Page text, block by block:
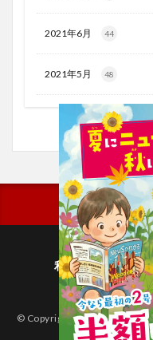
2021年6月 44
2021年5月 48
利用規約
プライ
個人情報
© Copyright 2026子どものた